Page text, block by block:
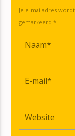
Je e-mailadres
gemarkeerd *